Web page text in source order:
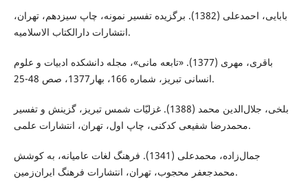
بابایی، احمدعلی (1382). برگزیده تفسیر نمونه، چاپ سیزدهم، تهران،
انتشارات دارالکتاب الاسلامیه.
باقری، مهری (1377). «تابعه مانی»، مجله دانشکده ادبیات و علوم
انسانی تبریز، شماره 166، بهار1377، صص 48-25.
بلخی، جلال‌الدین محمد (1388). غزلیّات شمس تبریز، گزینش و تفسیر
محمدرضا شفیعی کدکنی، چاپ اول، تهران، انتشارات علمی.
جمال‌زاده، محمدعلی (1341). فرهنگ لغات عامیانه، به کوشش
محمدجعفر محجوب، تهران، انتشارات فرهنگ ایران‌زمین.